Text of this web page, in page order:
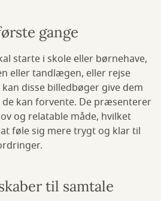
gange
starte i skole eller børnehave,
eller tandlægen, eller rejse
disse billedbøger give dem
de kan forvente. De præsenterer
og relatable måde, hvilket
føle sig mere trygt og klar til
til samtale